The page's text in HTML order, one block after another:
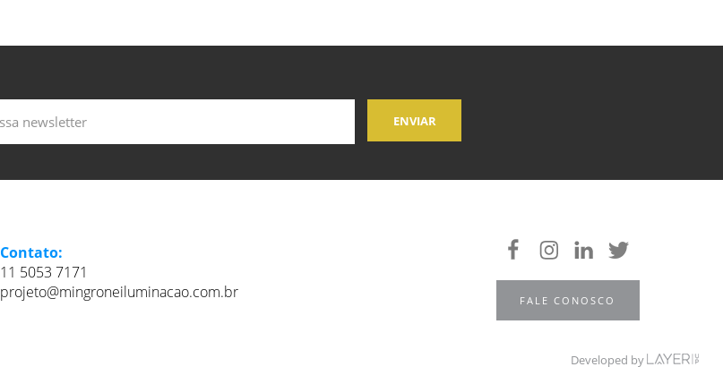
Contato:
11 5053 7171
projeto@mingroneiluminacao.com.br
FALE CONOSCO
Developed by